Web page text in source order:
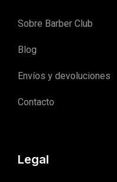
Sobre Barber Club
Blog
Envíos y devoluciones
Contacto
Legal